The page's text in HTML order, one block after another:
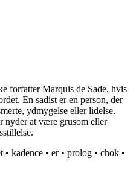
forfatter Marquis de Sade, hvis
En sadist er en person, der
ydmygelse eller lidelse.
nyder at være grusom eller
• kadence • er• prolog • chok •